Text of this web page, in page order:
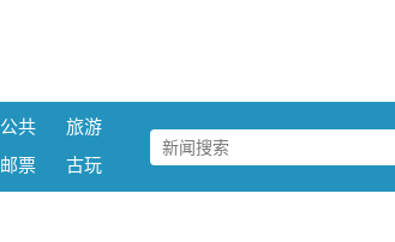
公共
旅游
邮票 古玩